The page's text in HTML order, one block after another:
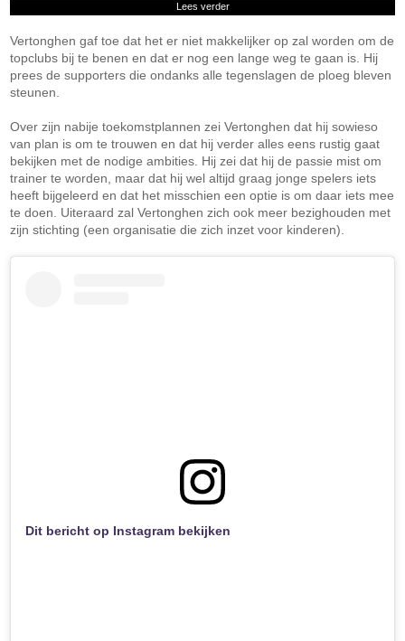
Lees verder
Vertonghen gaf toe dat het er niet makkelijker op zal worden om de
topclubs bij te benen en dat er nog een lange weg te gaan is. Hij
prees de supporters die ondanks alle tegenslagen de ploeg bleven
steunen.
Over zijn nabije toekomstplannen zei Vertonghen dat hij sowieso
van plan is om te trouwen en dat hij verder alles eens rustig gaat
bekijken met de nodige ambities. Hij zei dat hij de passie mist om
trainer te worden, maar dat hij wel altijd graag jonge spelers iets
heeft bijgeleerd en dat het misschien een optie is om daar iets mee
te doen. Uiteraard zal Vertonghen zich ook meer bezighouden met
zijn stichting (een organisatie die zich inzet voor kinderen).
Dit bericht op Instagram bekijken